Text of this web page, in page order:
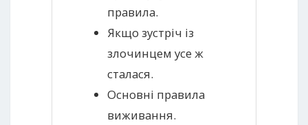
правила.
Якщо зустріч із
злочинцем усе ж
сталася.
Основні правила
виживання.